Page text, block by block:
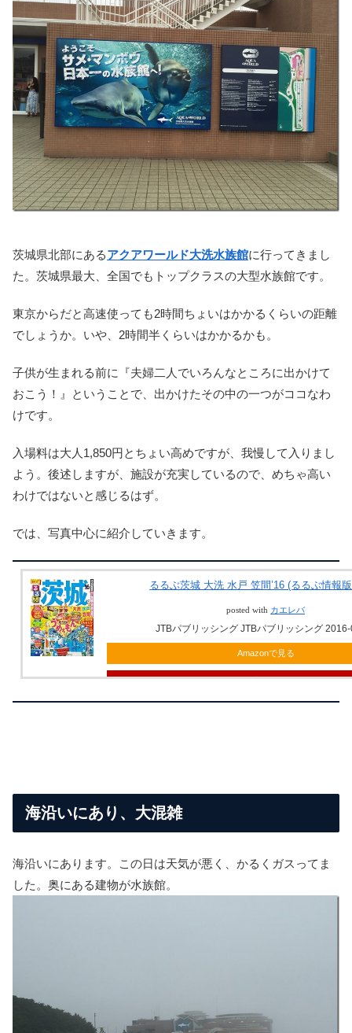
茨城県北部にあるアクアワールド大洗水族館に行ってきまし
た。茨城県最大、全国でもトップクラスの大型水族館です。
東京からだと高速使っても2時間ちょいはかかるくらいの距離
でしょうか。いや、2時間半くらいはかかるかも。
子供が生まれる前に『夫婦二人でいろんなところに出かけて
おこう！』ということで、出かけたその中の一つがココなわ
けです。
入場料は大人1,850円とちょい高めですが、我慢して入りまし
よう。後述しますが、施設が充実しているので、めちゃ高い
わけではないと感じるはず。
では、写真中心に紹介していきます。
るるぶ茨城 大洗 水戸 笠間’16 (るるぶ情報
posted with カエレバ
JTBパブリッシング JTBパブリッシング
Amazonで見る
楽天市場で見る
海沿いにあり、大混雑
海沿いにあります。この日は天気が悪く、かるくガスってま
した。奥にある建物が水族館。